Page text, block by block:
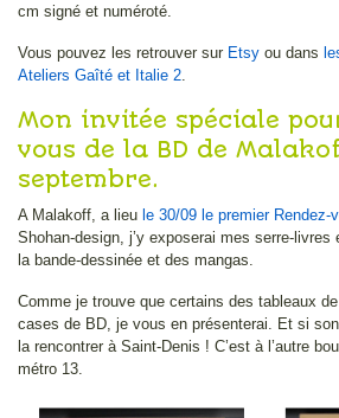
cm signé et numéroté.
Vous pouvez les retrouver sur Etsy ou dans
Ateliers Gaîté et Italie 2.
Mon invitée spéciale
vous de la BD de
septembre.
A Malakoff, a lieu le 30/09 le premier Rendez-
Shohan-design, j’y exposerai mes serre-
la bande-dessinée et des mangas.
Comme je trouve que certains des tableaux
cases de BD, je vous en présenterai. Et si
la rencontrer à Saint-Denis ! C’est à l’autre
métro 13.